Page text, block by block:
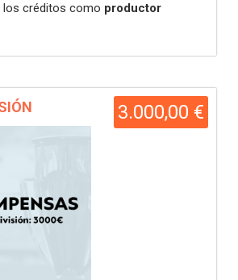
los créditos como productor
3.000,00 €